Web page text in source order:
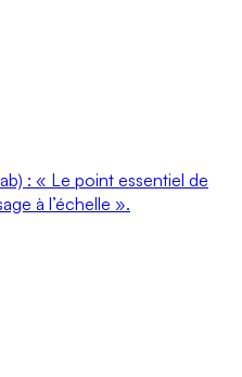
: « Le point essentiel de
à l’échelle ».